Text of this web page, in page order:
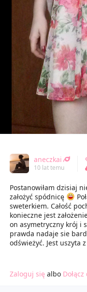
aneczkai
10 lat temu
Postanowiłam dzisiaj
założyć spódnicę
sweterkiem. Całość
konieczne jest
on asymetryczny krój i
prawda nadaje sie
odświeżyć. Jest uszyta
Zaloguj się albo